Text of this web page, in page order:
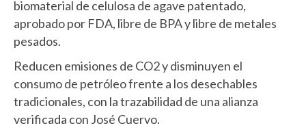
biomaterial de celulosa de agave patentado,
aprobado por FDA, libre de BPA y libre de metales
pesados.
Reducen emisiones de CO2 y disminuyen el
consumo de petróleo frente a los desechables
tradicionales, con la trazabilidad de una alianza
verificada con José Cuervo.